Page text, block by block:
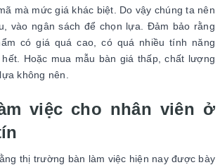
mà mức giá khác biệt. Do vậy chúng ta nên
vào ngân sách để chọn lựa. Đảm bảo rằng
có giá quá cao, có quá nhiều tính năng
Hoặc mua mẫu bàn giá thấp, chất lượng
không nên.
việc cho nhân viên ở
thị trường bàn làm việc hiện nay được bày